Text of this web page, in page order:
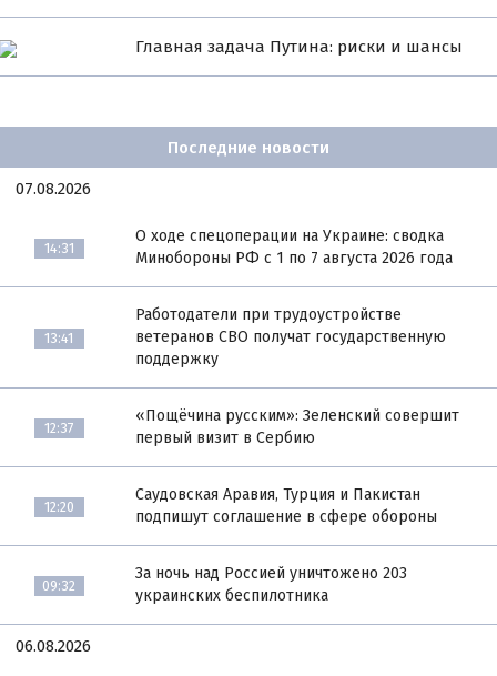
Главная задача Путина: риски и шансы
Последние новости
07.08.2026
14:31
О ходе спецоперации на Украине: сводка
Минобороны РФ с 1 по 7 августа 2026 года
13:41
Работодатели при трудоустройстве
ветеранов СВО получат государственную
поддержку
12:37
«Пощёчина русским»: Зеленский совершит
первый визит в Сербию
12:20
Саудовская Аравия, Турция и Пакистан
подпишут соглашение в сфере обороны
09:32
За ночь над Россией уничтожено 203
украинских беспилотника
06.08.2026